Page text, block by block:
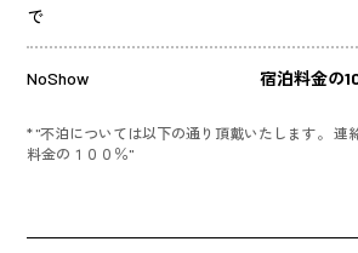
で
NoShow 宿泊料金の
* "不泊については以下の通り頂戴いたします。 連
料金の１００％"